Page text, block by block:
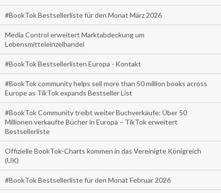
#BookTok Bestsellerliste für den Monat März 2026
Media Control erweitert Marktabdeckung um
Lebensmitteleinzelhandel
#BookTok Bestsellerlisten Europa - Kontakt
#BookTok community helps sell more than 50 million books across
Europe as TikTok expands Bestseller List
#BookTok Community treibt weiter Buchverkäufe: Über 50
Millionen verkaufte Bücher in Europa – TikTok erweitert
Bestsellerliste
Offizielle BookTok-Charts kommen in das Vereinigte Königreich
(UK)
#BookTok Bestsellerliste für den Monat Februar 2026